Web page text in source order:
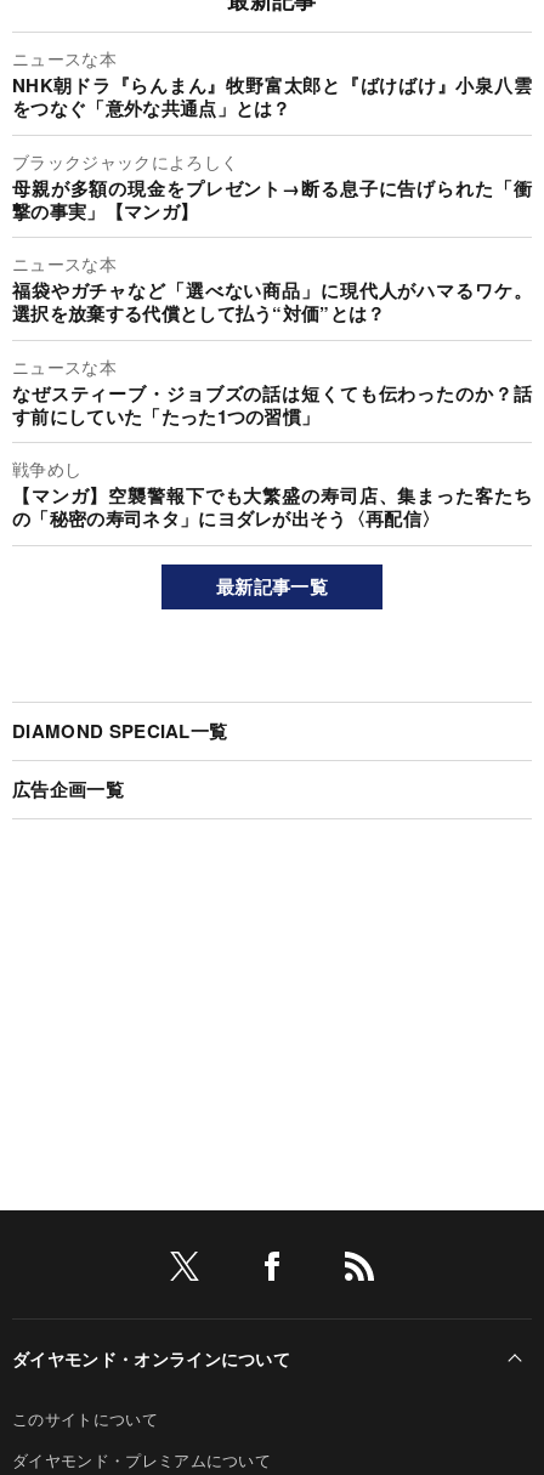
ニュースな本
NHK朝ドラ『らんまん』牧野富太郎と『ばけばけ』小泉八雲
をつなぐ「意外な共通点」とは？
ブラックジャックによろしく
母親が多額の現金をプレゼント→断る息子に告げられた「衝
撃の事実」【マンガ】
ニュースな本
福袋やガチャなど「選べない商品」に現代人がハマるワケ。
選択を放棄する代償として払う“対価”とは？
ニュースな本
なぜスティーブ・ジョブズの話は短くても伝わったのか？話
す前にしていた「たった1つの習慣」
戦争めし
【マンガ】空襲警報下でも大繁盛の寿司店、集まった客たち
の「秘密の寿司ネタ」にヨダレが出そう〈再配信〉
最新記事一覧
DIAMOND SPECIAL一覧
広告企画一覧
ダイヤモンド・オンラインについて
このサイトについて
ダイヤモンド・プレミアムについて